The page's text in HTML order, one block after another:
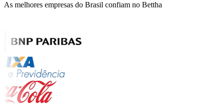
As melhores empresas do Brasil confiam no Bettha